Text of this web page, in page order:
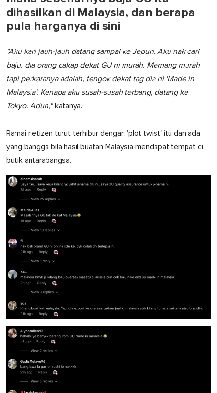
dihasilkan di Malaysia, dan berapa
pula harganya di sini
"Aku kan jauh-jauh datang sampai ke Jepun. Aku nak cari
baju, dia orang cakap dekat GU ni murah. Memang murah
tapi perkaranya adalah, tengok dekat tag dia ni 'Made in
Malaysia'. Kenapa aku susah-susah terbang, datang ke
Tokyo. Aduh,"katanya.
Ramai netizen turut terhibur dengan 'plot twist' itu dan ada
yang bangga bila hasil buatan Malaysia mendapat tempat di
butik antarabangsa.